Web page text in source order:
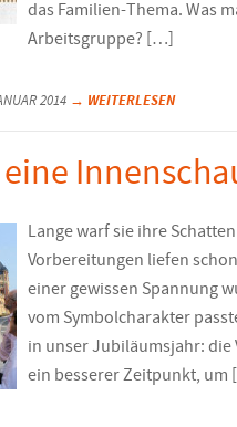
das Familien-Thema. Was
Arbeitsgruppe? […]
2014 → WEITERLESEN
Lange warf sie ihre
Vorbereitungen liefen
einer gewissen Spannung
vom Symbolcharakter
in unser Jubiläumsjahr: die
ein besserer Zeitpunkt, um